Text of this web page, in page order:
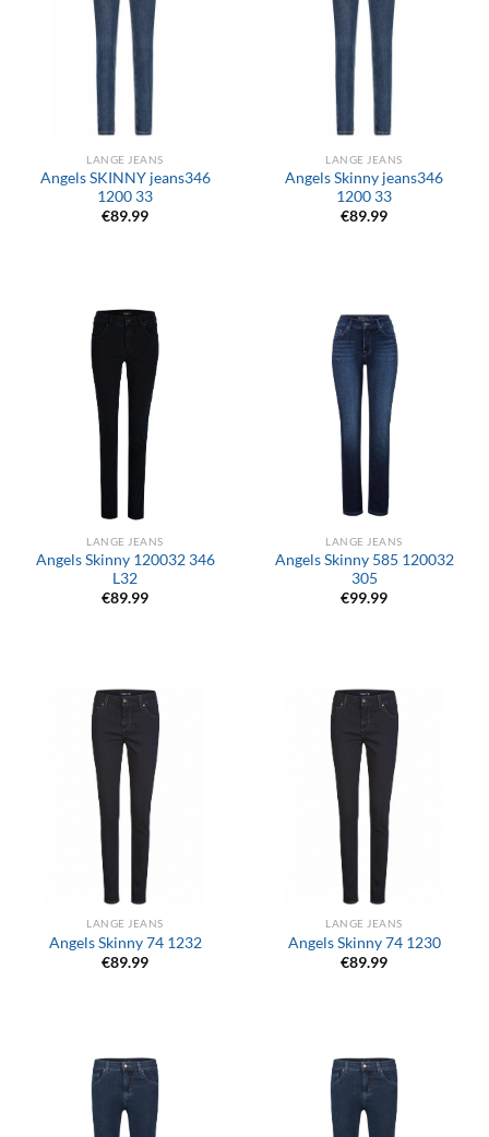
LANGE JEANS
Angels SKINNY jeans346
1200 33
€89.99
LANGE JEANS
Angels Skinny jeans346
1200 33
€89.99
LANGE JEANS
Angels Skinny 120032 346
L32
€89.99
LANGE JEANS
Angels Skinny 585 120032
305
€99.99
LANGE JEANS
Angels Skinny 74 1232
€89.99
LANGE JEANS
Angels Skinny 74 1230
€89.99